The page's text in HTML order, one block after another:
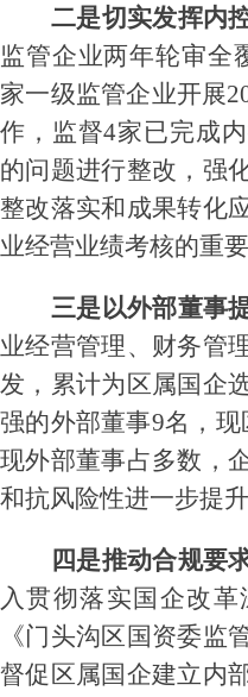
二是切实发挥内
监管企业两年轮审全
家一级监管企业开展
作 ，监督4家已完成
的问题进行整改， 强
整改落实和成果转化
业经营业绩考核的重
三是以外部董事
业经营管理、财务管
发，累计为区属国企
强的外部董事9名，现
现外部董事占多数，
和抗风险性进一步提升
四是推动合规要
入贯彻落实国企改
《门头沟区国资委监
督促区属国企建立内